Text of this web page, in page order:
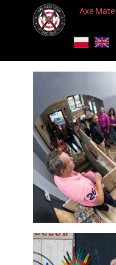
Axe